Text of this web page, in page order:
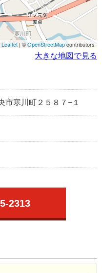
Leaflet | ©OpenStreetMapcontributors
大きな地図で見る
市寒川町２５８７−１
2313